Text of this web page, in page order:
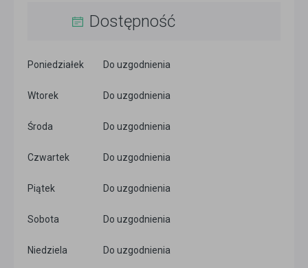
Dostępność
Poniedziałek Do uzgodnienia
Wtorek Do uzgodnienia
Środa Do uzgodnienia
Czwartek Do uzgodnienia
Piątek Do uzgodnienia
Sobota Do uzgodnienia
Niedziela Do uzgodnienia